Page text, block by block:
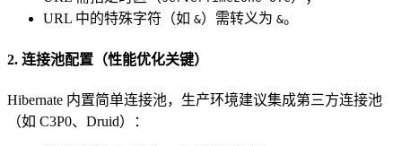
URL 中的特殊字符（如 &）需转义为 &。
2. 连接池配置（性能优化关键）
Hibernate 内置简单连接池，生产环境建议集成第三方连接池
（如 C3P0、Druid）：